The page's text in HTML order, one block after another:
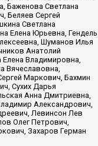
Баженова Светлана
Беляев Сергей
Светлана
Елена Юрьевна, Гендель
Шуманов Илья
Анатолий
Владимировна,
Вячеславовна,
Маркович, Бахмин
Сухих Дарья
Анна Дмитриевна,
Александрович,
Левинсон Лев
Олег Петрович,
Захаров Герман